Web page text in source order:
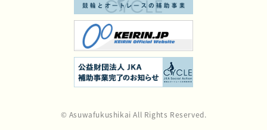
© Asuwafukushikai All Rights Reserved.